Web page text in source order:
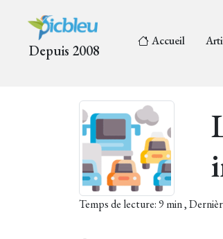
Depuis 2008
Accueil
Temps de lecture: 9 min ,